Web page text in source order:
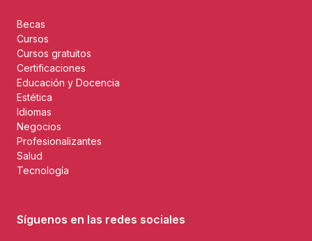
Becas
Cursos
Cursos gratuitos
Certificaciones
Educación y Docencia
Estética
Idiomas
Negocios
Profesionalizantes
Salud
Tecnología
Síguenos en las redes sociales